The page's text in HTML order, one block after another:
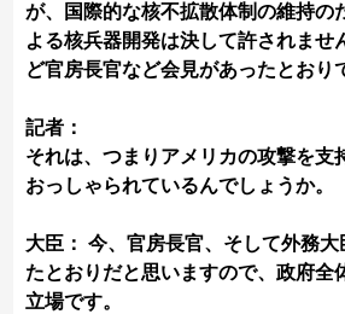
が、国際的な核不拡散体制の維持の
よる核兵器開発は決して許されませ
ど官房長官など会見があったとおり
記者：
それは、つまりアメリカの攻撃を支
おっしゃられているんでしょうか。
大臣： 今、官房長官、そして外務
たとおりだと思いますので、政府全
立場です。